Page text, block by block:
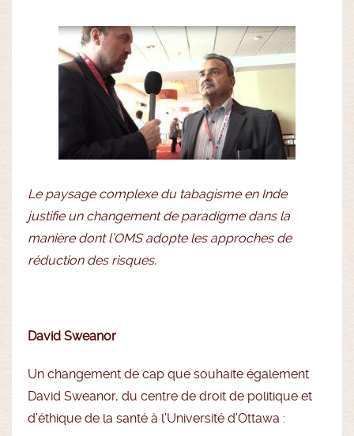
Le paysage complexe du tabagisme en Inde
justifie un changement de paradigme dans la
manière dont l’OMS adopte les approches de
réduction des risques.
David Sweanor
Un changement de cap que souhaite également
David Sweanor, du centre de droit de politique et
d’éthique de la santé à l’Université d’Ottawa :